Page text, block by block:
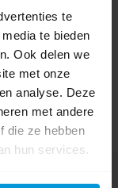
te
te bieden
Ook delen we
met onze
analyse. Deze
met andere
die ze hebben
hun services.